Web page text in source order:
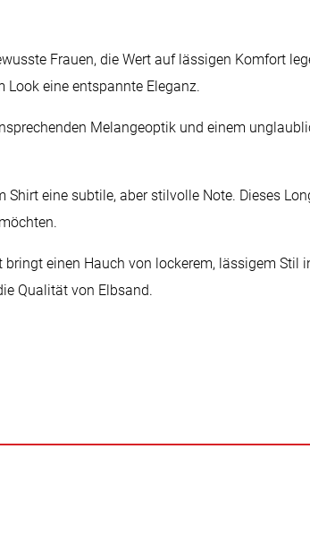
Frauen, die Wert auf lässigen Komfort
eine entspannte Eleganz.
Melangeoptik und einem
eine subtile, aber stilvolle Note. Dieses
einen Hauch von lockerem, lässigem Stil
Qualität von Elbsand.